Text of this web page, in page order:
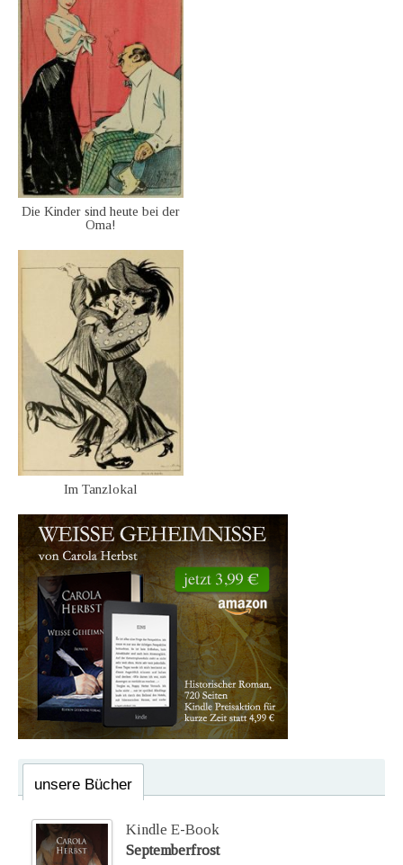
Die Kinder sind heute bei der
Oma!
Im Tanzlokal
unsere Bücher
Kindle E-Book
Septemberfrost